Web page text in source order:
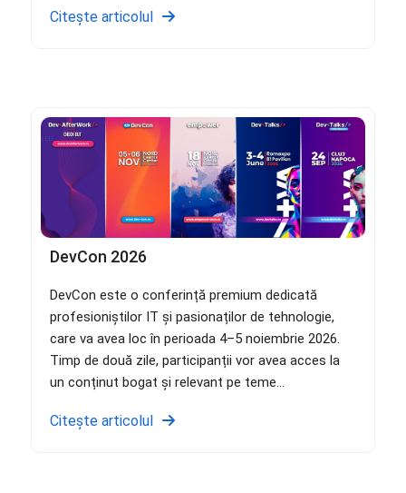
Citește articolul
DevCon 2026
DevCon este o conferință premium dedicată
profesioniștilor IT și pasionaților de tehnologie,
care va avea loc în perioada 4–5 noiembrie 2026.
Timp de două zile, participanții vor avea acces la
un conținut bogat și relevant pe teme...
Citește articolul